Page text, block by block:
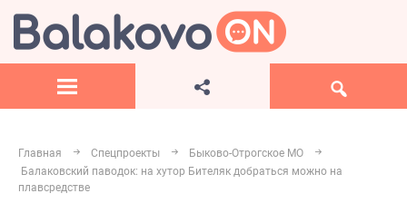
Главная Спецпроекты
Быково-Отрогское МО
Балаковский паводок: на хутор Бителяк добраться можно на
плавсредстве